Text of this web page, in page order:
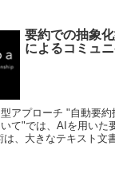
要約での抽象
によるコミュ
アプローチ "自動要約
て"では、AIを用いた
、大きなテキスト文